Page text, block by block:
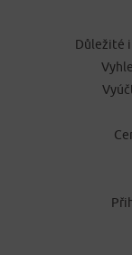
Důležité